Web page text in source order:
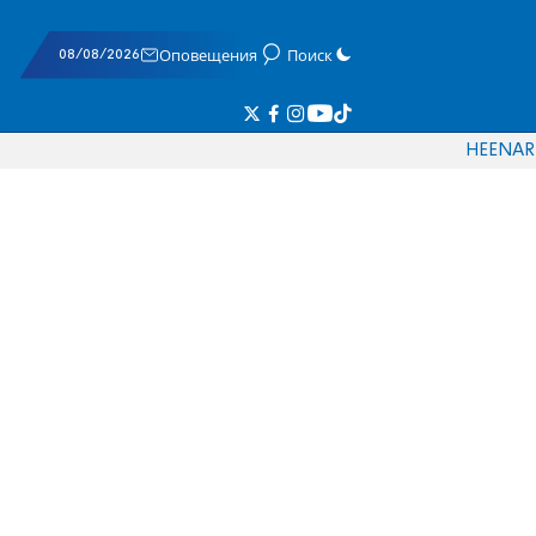
08/08/2026 Оповещения Поиск
HEENAR